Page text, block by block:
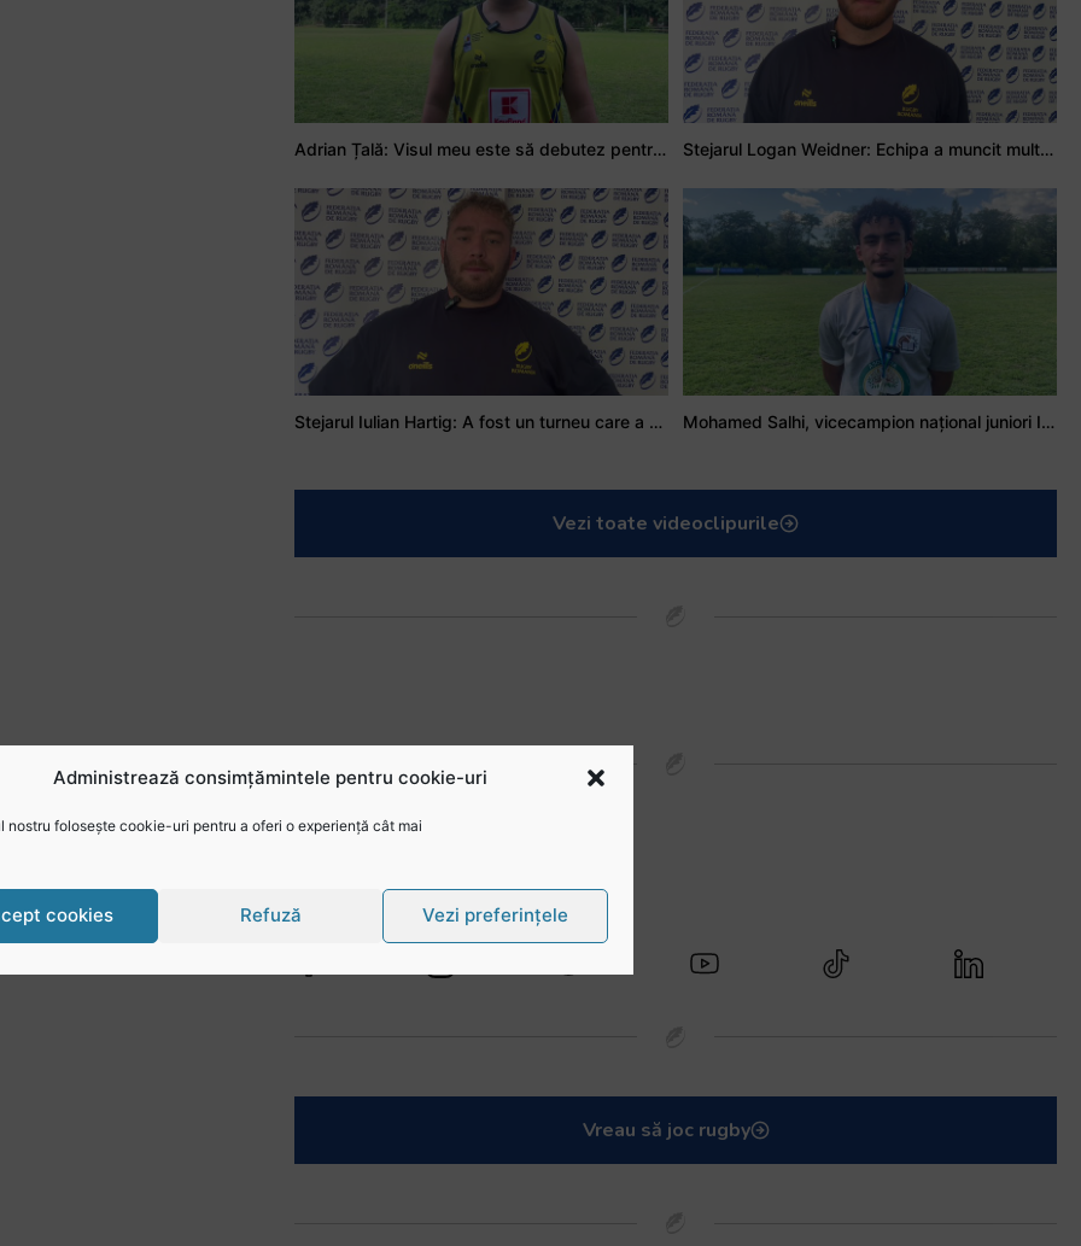
Administrează consimțămintele pentru cookie-uri
nostru folosește cookie-uri pentru a oferi o experiență cât mai
cookies Refuză Vezi preferințele
Adrian Țală: Visul meu este să debutez pentru România Stejarul Logan Weidner: Echipa a muncit mult, iar asta se va vedea în meciurile de la Nations Cup
Stejarul Iulian Hartig: A fost un turneu care a unit mai mult echipa Mohamed Salhi, vicecampion național juniori I: Rugby-ul te învață să accepți și înfrângerile
Vezi toate videoclipurile
Urmărește-ne în social media
@rugbyromania
Vreau să joc rugby